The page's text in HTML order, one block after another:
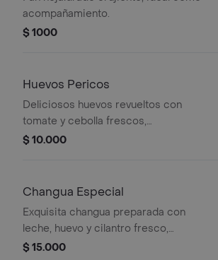
acompañamiento.
$ 1000
Huevos Pericos
Deliciosos huevos revueltos con
tomate y cebolla frescos,
acompañados de una porción de
de sabor
$ 10.000
Changua Especial
Exquisita changua preparada con
leche, huevo y cilantro fresco,
acompañada de una deliciosa
$ 15.000